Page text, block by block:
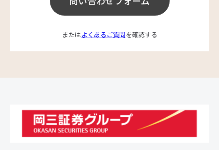
またはよくあるご質問を確認する